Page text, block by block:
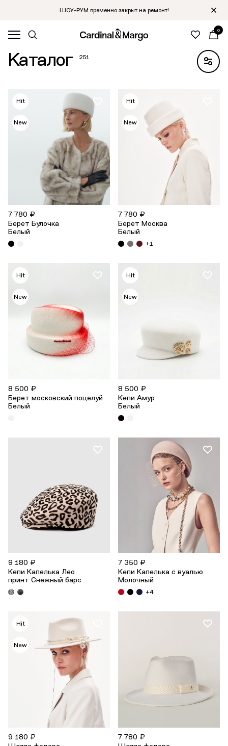
ШОУ-РУМ временно закрыт на ремонт!
0
Каталог 251
Hit
New
7 780 ₽
Берет Булочка
Белый
Hit
New
7 780 ₽
Берет Москва
Белый
+1
Hit
New
8 500 ₽
Берет московский поцелуй
Белый
Hit
New
8 500 ₽
Кепи Амур
Белый
9 180 ₽
Кепи Капелька Лео
принт Снежный барс
7 350 ₽
Кепи Капелька с вуалью
Молочный
+4
Hit
New
9 180 ₽
7 780 ₽